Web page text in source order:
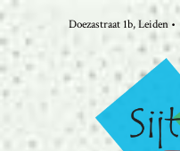
Ga
naar
de
inhoud
Doezastraat 1b, Leiden •